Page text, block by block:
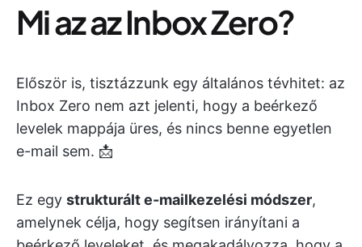
Mi az az Inbox Zero?
Először is, tisztázzunk egy általános tévhitet: az
Inbox Zero nem azt jelenti, hogy a beérkező
levelek mappája üres, és nincs benne egyetlen
e-mail sem. 📩
Ez egy strukturált e-mailkezelési módszer,
amelynek célja, hogy segítsen irányítani a